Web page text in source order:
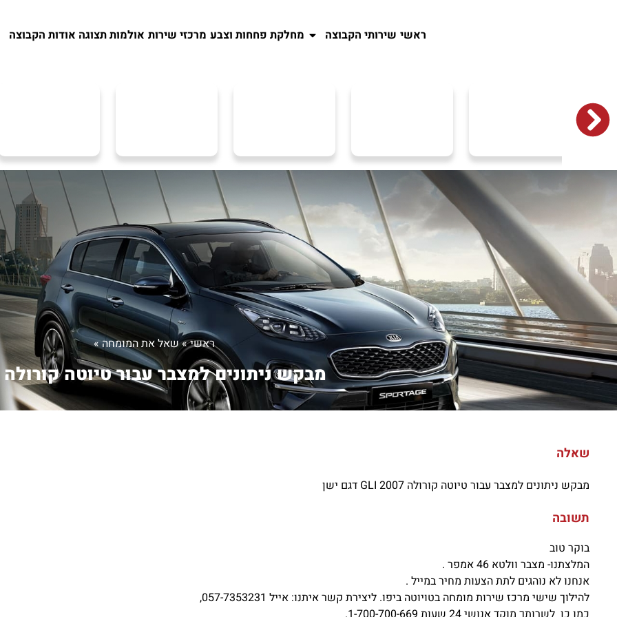
ראשי שירותי הקבוצה מחלקת פחחות וצבע מרכזי שירות אולמות תצוגה אודות הקבוצה
ראשי»שאל את המומחה»
מבקש ניתונים למצבר עבור טיוטה
שאלה
מבקש ניתונים למצבר עבור טיוטה קורולה GLI 2007 דגם ישן
תשובה
בוקר טוב
המלצתנו- מצבר וולטא 46 אמפר .
אנחנו לא נוהגים לתת הצעות מחיר במייל .
להילוך שישי מרכז שירות מומחה בטויוטה ביפו. ליצירת קשר איתנו: אייל 057-7353231,